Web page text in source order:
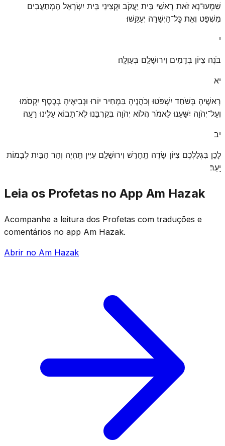
שִׁמְעוּ־נָא זֹאת רָאשֵׁי בֵּית יַעֲקֹב וּקְצִינֵי בֵּית יִשְׂרָאֵל הַֽמְתַעֲבִים
מִשְׁפָּט וְאֵת כׇּל־הַיְשָׁרָה יְעַקֵּֽשׁוּ׃
י
בֹּנֶה צִיּוֹן בְּדָמִים וִירוּשָׁלַ͏ִם בְּעַוְלָֽה׃
יא
רָאשֶׁיהָ בְּשֹׁחַד יִשְׁפֹּטוּ וְכֹהֲנֶיהָ בִּמְחִיר יוֹרוּ וּנְבִיאֶיהָ בְּכֶסֶף יִקְסֹמוּ
וְעַל־יְהֹוָה יִשָּׁעֵנוּ לֵאמֹר הֲלוֹא יְהֹוָה בְּקִרְבֵּנוּ לֹֽא־תָבוֹא עָלֵינוּ רָעָֽה׃
יב
לָכֵן בִּגְלַלְכֶם צִיּוֹן שָׂדֶה תֵֽחָרֵשׁ וִירוּשָׁלַ͏ִם עִיִּין תִּֽהְיֶה וְהַר הַבַּיִת לְבָמוֹת
יָֽעַר׃
Leia os Profetas no App Am Hazak
Acompanhe a leitura dos Profetas com traduções e
comentários no app Am Hazak.
Abrir no Am Hazak